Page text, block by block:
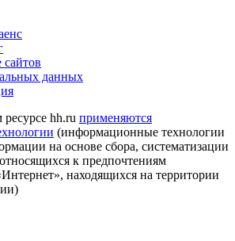
сайтов
данных
hh.ru применяются
(информационные технологии
на основе сбора, систематизации
к предпочтениям
находящихся на территории